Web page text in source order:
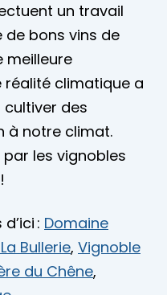
un travail
bons vins de
meilleure
climatique a
des
à notre climat.
les vignobles
: Domaine
La Bullerie, Vignoble
du Chêne,